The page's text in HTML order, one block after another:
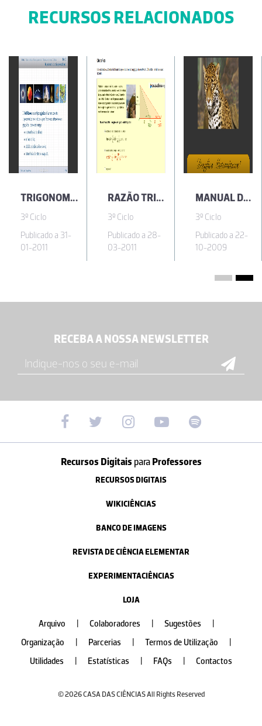
RECURSOS RELACIONADOS
TRIGONOMETRIA
3º Ciclo
Publicado a 31-
01-2011
RAZÃO TRIGONOMÉTRICA CABO DA ROCA
3º Ciclo
Publicado a 28-
03-2011
MANUAL DO 8 ANO (CAPÍTULO 1)
3º Ciclo
Publicado a 22-
10-2009
RECEBA A NOSSA NEWSLETTER
Recursos Digitais paraProfessores
RECURSOS DIGITAIS
WIKICIÊNCIAS
BANCO DE IMAGENS
REVISTA DE CIÊNCIA ELEMENTAR
EXPERIMENTACIÊNCIAS
LOJA
Arquivo Colaboradores Sugestões
Organização
Parcerias Termos de Utilização
Utilidades
Estatísticas FAQs Contactos
© 2026 CASA DAS CIÊNCIAS All Rights Reserved